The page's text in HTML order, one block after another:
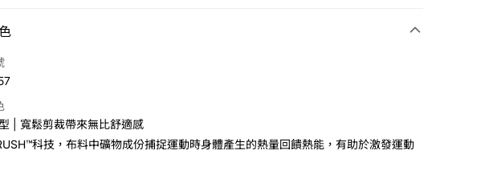
付款
| 寬鬆剪裁帶來無比舒適感
科技，布料中礦物成份捕捉運動時身體產生的熱量回饋熱能，有助於激發運動